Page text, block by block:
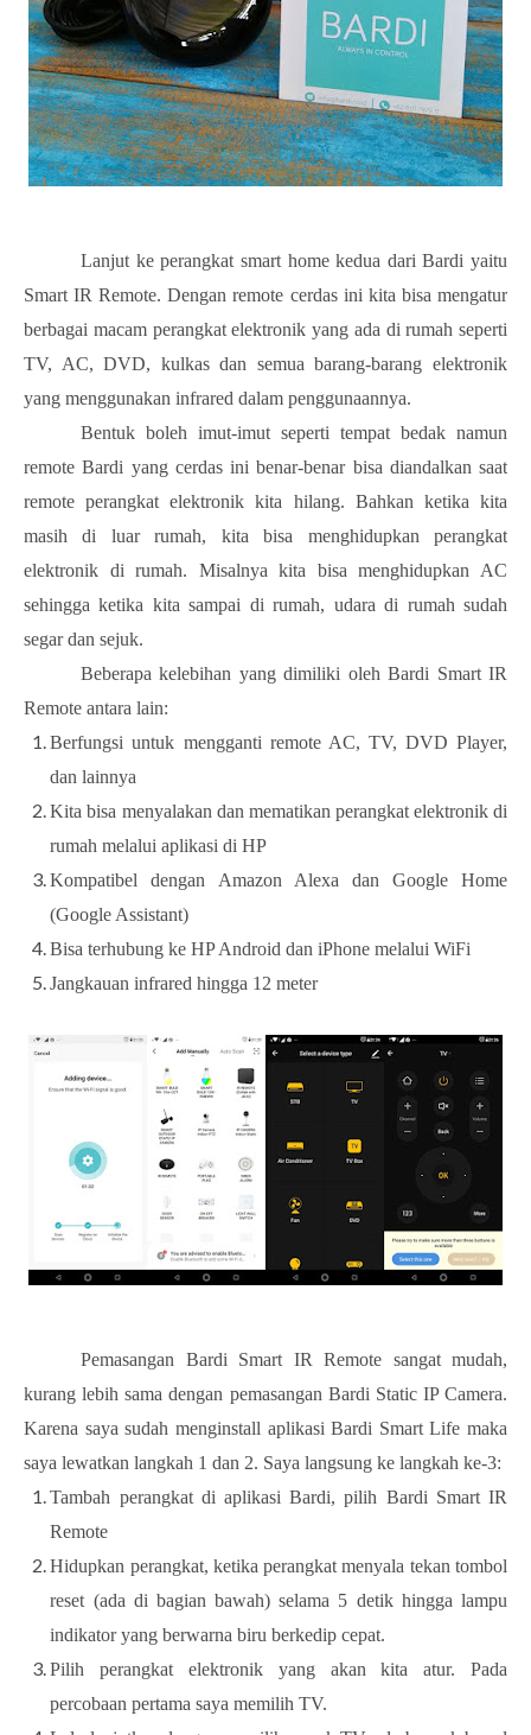
Lanjut ke perangkat smart home kedua dari Bardi yaitu
Smart IR Remote. Dengan remote cerdas ini kita bisa mengatur
berbagai macam perangkat elektronik yang ada di rumah seperti
TV, AC, DVD, kulkas dan semua barang-barang elektronik
yang menggunakan infrared dalam penggunaannya.
Bentuk boleh imut-imut seperti tempat bedak namun
remote Bardi yang cerdas ini benar-benar bisa diandalkan saat
remote perangkat elektronik kita hilang. Bahkan ketika kita
masih di luar rumah, kita bisa menghidupkan perangkat
elektronik di rumah. Misalnya kita bisa menghidupkan AC
sehingga ketika kita sampai di rumah, udara di rumah sudah
segar dan sejuk.
Beberapa kelebihan yang dimiliki oleh Bardi Smart IR
Remote antara lain:
Berfungsi untuk mengganti remote AC, TV, DVD Player,
dan lainnya
Kita bisa menyalakan dan mematikan perangkat elektronik di
rumah melalui aplikasi di HP
Kompatibel dengan Amazon Alexa dan Google Home
(Google Assistant)
Bisa terhubung ke HP Android dan iPhone melalui WiFi
Jangkauan infrared hingga 12 meter
Pemasangan Bardi Smart IR Remote sangat mudah,
kurang lebih sama dengan pemasangan Bardi Static IP Camera.
Karena saya sudah menginstall aplikasi Bardi Smart Life maka
saya lewatkan langkah 1 dan 2. Saya langsung ke langkah ke-3:
Tambah perangkat di aplikasi Bardi, pilih Bardi Smart IR
Remote
Hidupkan perangkat, ketika perangkat menyala tekan tombol
reset (ada di bagian bawah) selama 5 detik hingga lampu
indikator yang berwarna biru berkedip cepat.
Pilih perangkat elektronik yang akan kita atur. Pada
percobaan pertama saya memilih TV.